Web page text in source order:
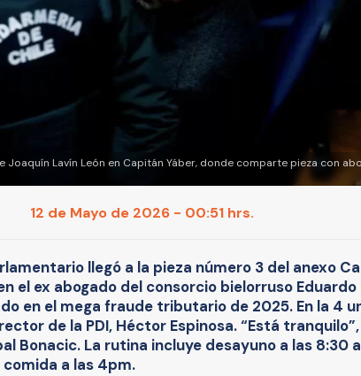
Joaquín Lavín León en Capitán Yáber, donde comparte pieza con
12 de Mayo de 2026 - 00:51 hrs.
llegó a la pieza número 3 del anexo
el ex abogado del consorcio bielorruso Eduardo
en el mega fraude tributario de 2025. En la 4
de la PDI, Héctor Espinosa. “Está
Bonacic. La rutina incluye desayuno a las 8:30
comida a las 4pm.